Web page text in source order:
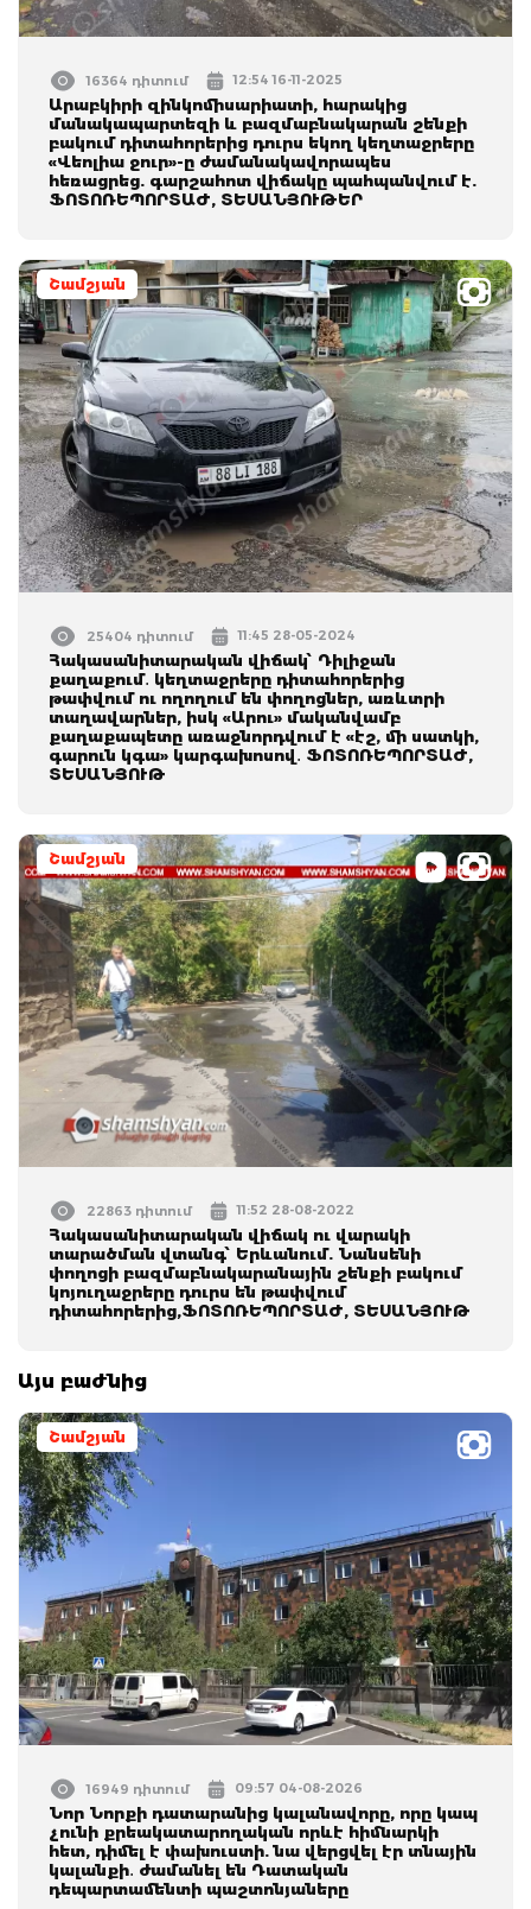
16364 դիտում 12:54 16-11-2025
Արաբկիրի զինկոմիսարիատի, հարակից
մանակապարտեզի և բազմաբնակարան շենքի
բակում դիտահորերից դուրս եկող կեղտաջրերը
«Վեոլիա ջուր»-ը ժամանակավորապես
հեռացրեց. գարշահոտ վիճակը պահպանվում է.
ՖՈՏՈՌԵՊՈՐՏԱԺ, ՏԵՍԱՆՅՈՒԹԵՐ
Շամշյան
25404 դիտում 11:45 28-05-2024
Հակասանիտարական վիճակ՝ Դիլիջան
քաղաքում․ կեղտաջրերը դիտահորերից
թափվում ու ողողում են փողոցներ, առևտրի
տաղավարներ, իսկ «Արու» մականվամբ
քաղաքապետը առաջնորդվում է «էշ, մի սատկի,
գարուն կգա» կարգախոսով․ ՖՈՏՈՌԵՊՈՐՏԱԺ,
ՏԵՍԱՆՅՈՒԹ
Շամշյան
22863 դիտում 11:52 28-08-2022
Հակասանիտարական վիճակ ու վարակի
տարածման վտանգ՝ Երևանում. Նանսենի
փողոցի բազմաբնակարանային շենքի բակում
կոյուղաջրերը դուրս են թափվում
դիտահորերից,ՖՈՏՈՌԵՊՈՐՏԱԺ, ՏԵՍԱՆՅՈՒԹ
Այս բաժնից
Շամշյան
16949 դիտում 09:57 04-08-2026
Նոր Նորքի դատարանից կալանավորը, որը կապ
չունի քրեակատարողական որևէ հիմնարկի
հետ, դիմել է փախուստի. նա վերցվել էր տնային
կալանքի․ ժամանել են Դատական
դեպարտամենտի պաշտոնյաները